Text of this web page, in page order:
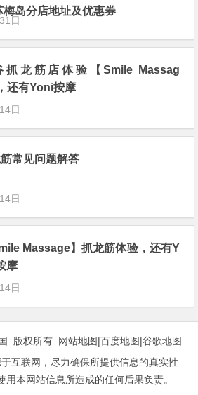
梅岛分店地址及优惠券
日
抓龙筋店体验【Smile Massag
还有Yoni按摩
日
常见问题解答
日
Massage】抓龙筋体验，还有Y
摩
日
版权所有. 网站地图|百度地图|谷歌地图
互联网，尽力确保所提供信息的真实性
用本网站信息所造成的任何后果负责。